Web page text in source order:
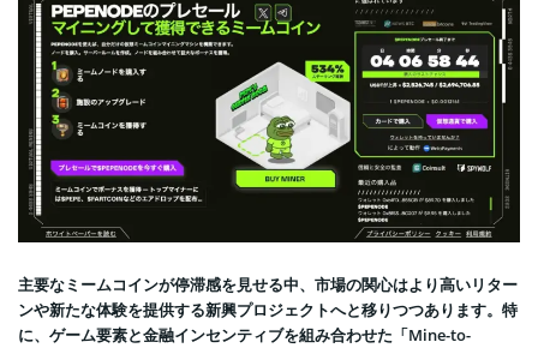
主要なミームコインが停滞感を見せる中、市場の関心はより高いリター
ンや新たな体験を提供する新興プロジェクトへと移りつつあります。特
に、ゲーム要素と金融インセンティブを組み合わせた「Mine-to-